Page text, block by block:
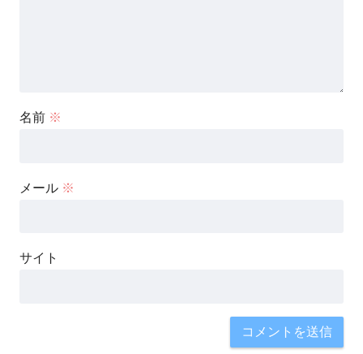
名前 ※
メール ※
サイト